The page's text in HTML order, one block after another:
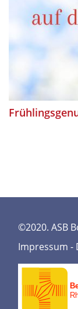
©2020. ASB
Impressum -